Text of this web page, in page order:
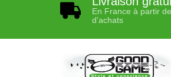
En France à partir
d'achats